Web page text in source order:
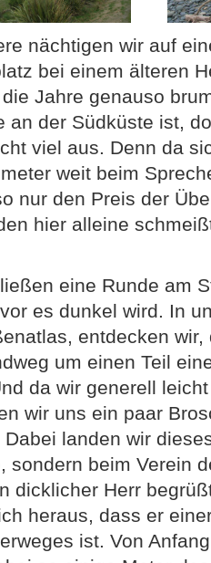
nächtigen wir auf
bei einem älteren
Jahre genauso
an der Südküste ist,
viel aus. Denn da
weit beim
nur den Preis der
hier alleine
eine Runde am
es dunkel wird. In
entdecken
um einen Teil
da wir generell
wir uns ein paar
Dabei landen wir
sondern beim Verein
dicklicher Herr
heraus, dass er
ist. Von